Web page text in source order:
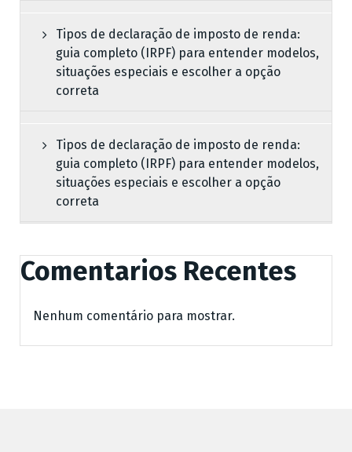
Tipos de declaração de imposto de renda:
guia completo (IRPF) para entender modelos,
situações especiais e escolher a opção
correta
Tipos de declaração de imposto de renda:
guia completo (IRPF) para entender modelos,
situações especiais e escolher a opção
correta
Comentarios Recentes
Nenhum comentário para mostrar.